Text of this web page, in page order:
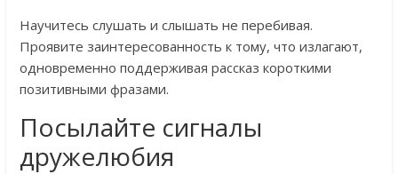
Научитесь слушать и слышать не перебивая.
Проявите заинтересованность к тому, что излагают,
одновременно поддерживая рассказ короткими
позитивными фразами.
Посылайте сигналы
дружелюбия